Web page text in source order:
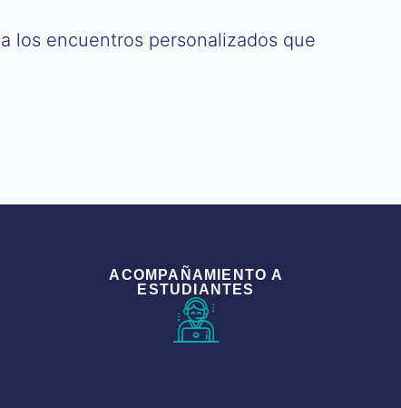
los encuentros personalizados que
ACOMPAÑAMIENTO A
ESTUDIANTES